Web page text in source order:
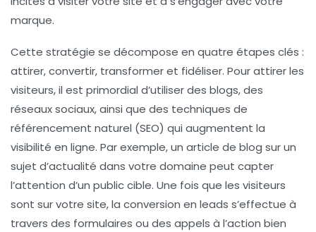
marque.
Cette stratégie se décompose en quatre étapes clés :
attirer, convertir, transformer et fidéliser. Pour attirer les
visiteurs, il est primordial d’utiliser des blogs, des
réseaux sociaux, ainsi que des techniques de
référencement naturel (SEO) qui augmentent la
visibilité en ligne. Par exemple, un article de blog sur un
sujet d’actualité dans votre domaine peut capter
l’attention d’un public cible. Une fois que les visiteurs
sont sur votre site, la conversion en leads s’effectue à
travers des formulaires ou des appels à l’action bien